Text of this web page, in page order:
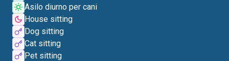
Asilo diurno per cani
House sitting
Dog sitting
Cat sitting
Pet sitting